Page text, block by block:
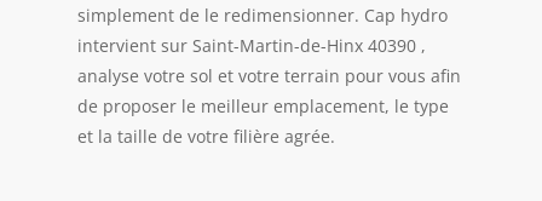
simplement de le redimensionner. Cap hydro
intervient sur Saint-Martin-de-Hinx 40390 ,
analyse votre sol et votre terrain pour vous afin
de proposer le meilleur emplacement, le type
et la taille de votre filière agrée.